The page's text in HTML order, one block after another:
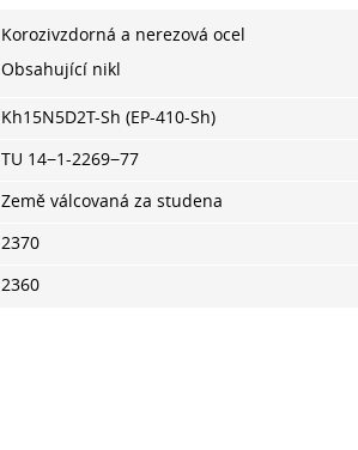
Korozivzdorná a nerezová ocel
Obsahující nikl
Kh15N5D2T-Sh (EP-410-Sh)
TU 14−1-2269−77
Země válcovaná za studena
2370
2360